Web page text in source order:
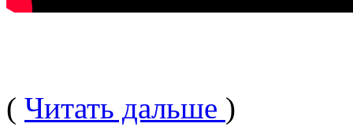
( Читать дальше )